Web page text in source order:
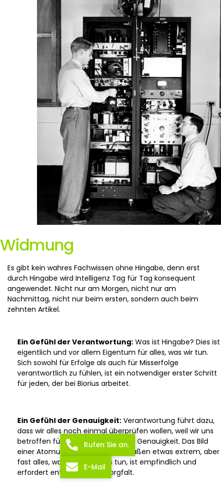
Widmung
Es gibt kein wahres Fachwissen ohne Hingabe, denn erst
durch Hingabe wird Intelligenz Tag für Tag konsequent
angewendet. Nicht nur am Morgen, nicht nur am
Nachmittag, nicht nur beim ersten, sondern auch beim
zehnten Artikel.
Ein Gefühl der Verantwortung: Was ist Hingabe? Dies ist
eigentlich und vor allem Eigentum für alles, was wir tun.
Sich sowohl für Erfolge als auch für Misserfolge
verantwortlich zu fühlen, ist ein notwendiger erster Schritt
für jeden, der bei Biorius arbeitet.
Ein Gefühl der Genauigkeit: Verantwortung führt dazu,
dass wir alles noch einmal überprüfen wollen, weil wir uns
betroffen fühlen, und das führt zu Genauigkeit. Das Bild
einer Atomuhr ist zugegebenermaßen etwas extrem, aber
fast alles, was wir bei Biorius tun, ist empfindlich und
erfordert entsprechende Sorgfalt.
Rufen Sie an.
E-Mail